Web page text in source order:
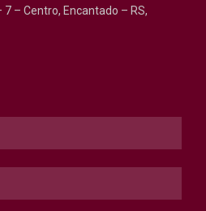
7 – Centro, Encantado – RS,